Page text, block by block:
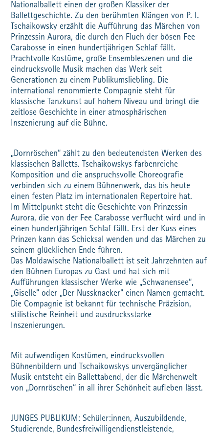
Nationalballett einen der großen Klassiker der
Ballettgeschichte. Zu den berühmten Klängen von P. I.
Tschaikowsky erzählt die Aufführung das Märchen von
Prinzessin Aurora, die durch den Fluch der bösen Fee
Carabosse in einen hundertjährigen Schlaf fällt.
Prachtvolle Kostüme, große Ensembleszenen und die
eindrucksvolle Musik machen das Werk seit
Generationen zu einem Publikumsliebling. Die
international renommierte Compagnie steht für
klassische Tanzkunst auf hohem Niveau und bringt die
zeitlose Geschichte in einer atmosphärischen
Inszenierung auf die Bühne.
„Dornröschen“ zählt zu den bedeutendsten Werken des
klassischen Balletts. Tschaikowskys farbenreiche
Komposition und die anspruchsvolle Choreografie
verbinden sich zu einem Bühnenwerk, das bis heute
einen festen Platz im internationalen Repertoire hat.
Im Mittelpunkt steht die Geschichte von Prinzessin
Aurora, die von der Fee Carabosse verflucht wird und in
einen hundertjährigen Schlaf fällt. Erst der Kuss eines
Prinzen kann das Schicksal wenden und das Märchen zu
seinem glücklichen Ende führen.
Das Moldawische Nationalballett ist seit Jahrzehnten auf
den Bühnen Europas zu Gast und hat sich mit
Aufführungen klassischer Werke wie „Schwanensee“,
„Giselle“ oder „Der Nussknacker“ einen Namen gemacht.
Die Compagnie ist bekannt für technische Präzision,
stilistische Reinheit und ausdrucksstarke
Inszenierungen.
Mit aufwendigen Kostümen, eindrucksvollen
Bühnenbildern und Tschaikowskys unvergänglicher
Musik entsteht ein Ballettabend, der die Märchenwelt
von „Dornröschen“ in all ihrer Schönheit aufleben lässt.
JUNGES PUBLIKUM: Schüler:innen, Auszubildende,
Studierende, Bundesfreiwilligendienstleistende,